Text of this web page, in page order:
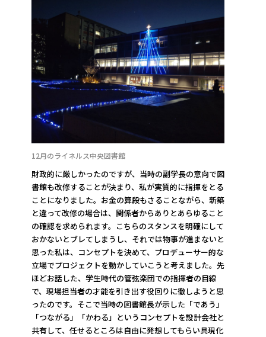
12月のライネルス中央図書館
財政的に厳しかったのですが、当時の副学長の意向で図
書館も改修することが決まり、私が実質的に指揮をとる
ことになりました。お金の算段もさることながら、新築
と違って改修の場合は、関係者からありとあらゆること
の確認を求められます。こちらのスタンスを明確にして
おかないとブレてしまうし、それでは物事が進まないと
思った私は、コンセプトを決めて、プロデューサー的な
立場でプロジェクトを動かしていこうと考えました。先
ほどお話した、学生時代の管弦楽団での指揮者の目線
で、現場担当者の才能を引き出す役回りに徹しようと思
ったのです。そこで当時の図書館長が示した「であう」
「つながる」「かわる」というコンセプトを設計会社と
共有して、任せるところは自由に発想してもらい具現化